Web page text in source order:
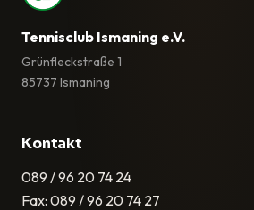
Tennisclub Ismaning e.V.
Grünfleckstraße 1
85737 Ismaning
Kontakt
089 / 96 20 74 24
Fax: 089 / 96 20 74 27